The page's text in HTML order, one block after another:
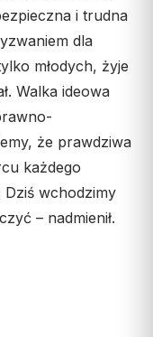
i trudna
dla
młodych, żyje
Walka ideowa
że prawdziwa
każdego
Dziś wchodzimy
– nadmienił.